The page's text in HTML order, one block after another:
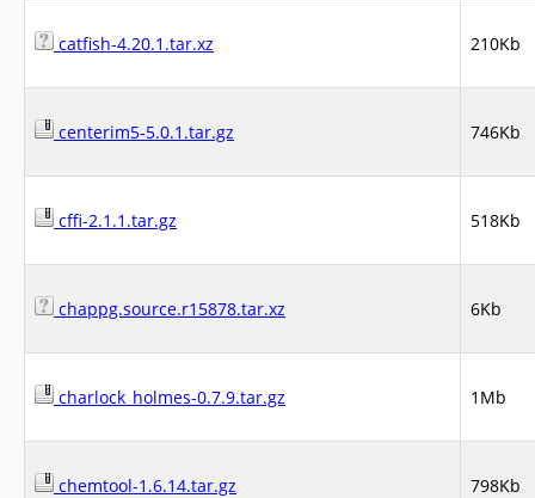
catfish-4.20.1.tar.xz 210Kb
centerim5-5.0.1.tar.gz 746Kb
cffi-2.1.1.tar.gz 518Kb
chappg.source.r15878.tar.xz 6Kb
charlock_holmes-0.7.9.tar.gz 1Mb
chemtool-1.6.14.tar.gz 798Kb